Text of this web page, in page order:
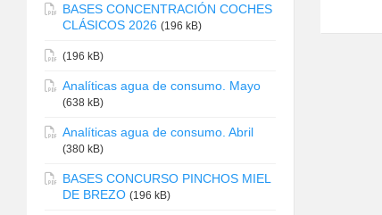
BASES CONCENTRACIÓN COCHES
CLÁSICOS 2026 (196 kB)
(196 kB)
Analíticas agua de consumo. Mayo
(638 kB)
Analíticas agua de consumo. Abril
(380 kB)
BASES CONCURSO PINCHOS MIEL
DE BREZO (196 kB)